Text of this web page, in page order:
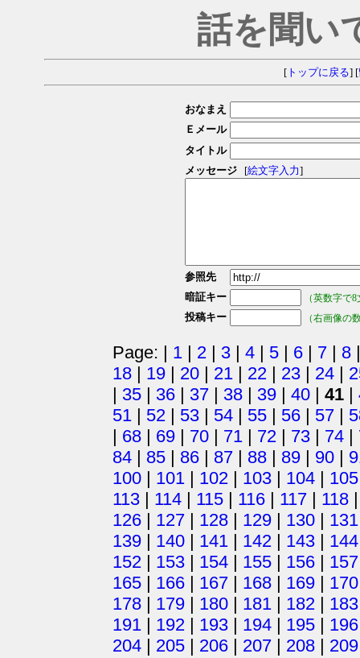
話を聞い
[トップに戻る] [
おなまえ
Ｅメール
タイトル
メッセージ
[絵文字入力]
参照先
暗証キー
（英数字で
投稿キー （右画像の
Page: | 1 | 2 | 3 | 4 | 5 | 6 | 7 | 8
18 | 19 | 20 | 21 | 22 | 23 | 24 |
| 35 | 36 | 37 | 38 | 39 | 40 | 41 |
51 | 52 | 53 | 54 | 55 | 56 | 57 |
| 68 | 69 | 70 | 71 | 72 | 73 | 74 |
84 | 85 | 86 | 87 | 88 | 89 | 90 |
100 | 101 | 102 | 103 | 104 | 105
113 | 114 | 115 | 116 | 117 | 118
126 | 127 | 128 | 129 | 130 | 131
139 | 140 | 141 | 142 | 143 | 144
152 | 153 | 154 | 155 | 156 | 157
165 | 166 | 167 | 168 | 169 | 170
178 | 179 | 180 | 181 | 182 | 183
191 | 192 | 193 | 194 | 195 | 196
204 | 205 | 206 | 207 | 208 | 209